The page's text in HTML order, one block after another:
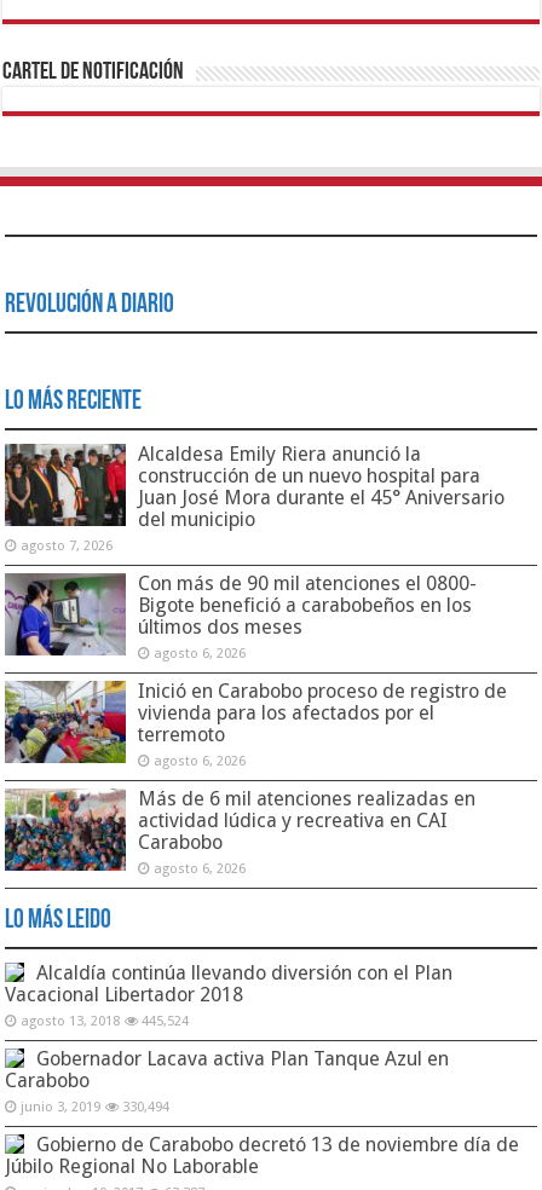
1xbetBetturkeyBetistKralbetSupertotobetTipobetMatadorbetMariobet
https://mvbcasino.com/
Cartel de Notificación
Revolución a Diario
Lo Más Reciente
Alcaldesa Emily Riera anunció la
construcción de un nuevo hospital para
Juan José Mora durante el 45° Aniversario
del municipio
agosto 7, 2026
Con más de 90 mil atenciones el 0800-
Bigote benefició a carabobeños en los
últimos dos meses
agosto 6, 2026
Inició en Carabobo proceso de registro de
vivienda para los afectados por el
terremoto
agosto 6, 2026
Más de 6 mil atenciones realizadas en
actividad lúdica y recreativa en CAI
Carabobo
agosto 6, 2026
Lo Más Leido
Alcaldía continúa llevando diversión con el Plan
Vacacional Libertador 2018
agosto 13, 2018 445,524
Gobernador Lacava activa Plan Tanque Azul en
Carabobo
junio 3, 2019 330,494
Gobierno de Carabobo decretó 13 de noviembre día de
Júbilo Regional No Laborable